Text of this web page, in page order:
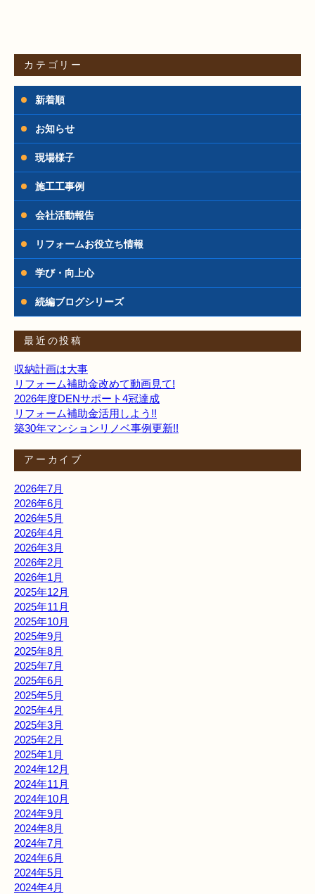
カテゴリー
新着順
お知らせ
現場様子
施工工事例
会社活動報告
リフォームお役立ち情報
学び・向上心
続編ブログシリーズ
最近の投稿
収納計画は大事
リフォーム補助金改めて動画見て!
2026年度DENサポート4冠達成
リフォーム補助金活用しよう!!
築30年マンションリノベ事例更新!!
アーカイブ
2026年7月
2026年6月
2026年5月
2026年4月
2026年3月
2026年2月
2026年1月
2025年12月
2025年11月
2025年10月
2025年9月
2025年8月
2025年7月
2025年6月
2025年5月
2025年4月
2025年3月
2025年2月
2025年1月
2024年12月
2024年11月
2024年10月
2024年9月
2024年8月
2024年7月
2024年6月
2024年5月
2024年4月